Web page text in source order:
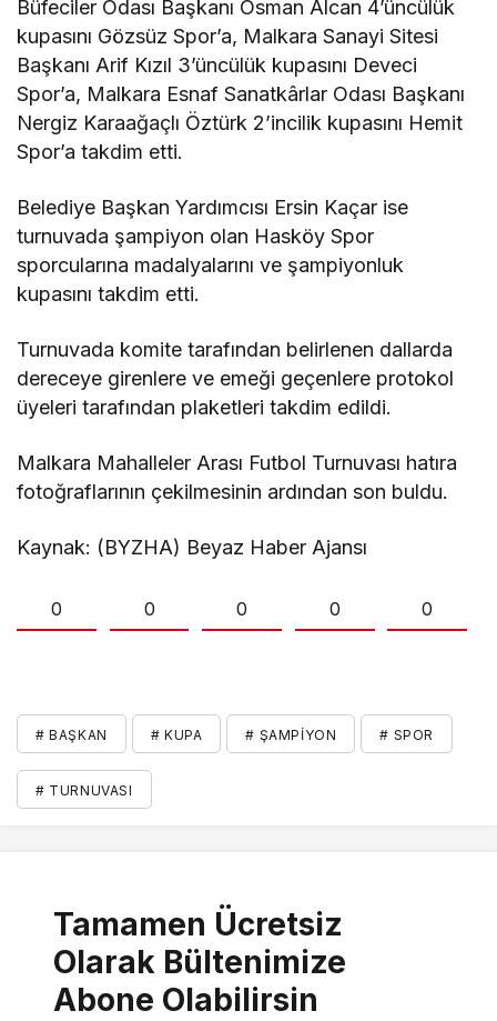
Büfeciler Odası Başkanı Osman Alcan 4’üncülük
kupasını Gözsüz Spor’a, Malkara Sanayi Sitesi
Başkanı Arif Kızıl 3’üncülük kupasını Deveci
Spor’a, Malkara Esnaf Sanatkârlar Odası Başkanı
Nergiz Karaağaçlı Öztürk 2’incilik kupasını Hemit
Spor’a takdim etti.
Belediye Başkan Yardımcısı Ersin Kaçar ise
turnuvada şampiyon olan Hasköy Spor
sporcularına madalyalarını ve şampiyonluk
kupasını takdim etti.
Turnuvada komite tarafından belirlenen dallarda
dereceye girenlere ve emeği geçenlere protokol
üyeleri tarafından plaketleri takdim edildi.
Malkara Mahalleler Arası Futbol Turnuvası hatıra
fotoğraflarının çekilmesinin ardından son buldu.
Kaynak: (BYZHA) Beyaz Haber Ajansı
0 0 0 0 0
# BAŞKAN # KUPA # ŞAMPIYON # SPOR
# TURNUVASI
Tamamen Ücretsiz
Olarak Bültenimize
Abone Olabilirsin